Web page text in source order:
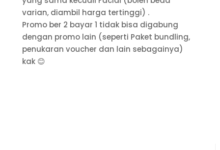
varian, diambil harga tertinggi) .
Promo ber 2 bayar 1 tidak bisa digabung
dengan promo lain (seperti Paket bundling,
penukaran voucher dan lain sebagainya)
kak 😊